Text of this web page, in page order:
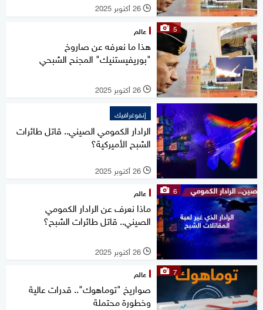
l 26 أكتوبر 2025
5 عالم
هذا ما نعرفه عن صاروخ
"بوريفيستنيك" المجنح الشبحي
l 26 أكتوبر 2025
إنفوغرافيك
الرادار الكمومي الصيني.. قاتل طائرات
الشبح الأميركية؟
l 26 أكتوبر 2025
6 عالم
ماذا نعرف عن الرادار الكمومي
الصيني.. قاتل طائرات الشبح؟
l 26 أكتوبر 2025
7 عالم
صواريخ "توماهوك".. قدرات عالية
وخطورة محتملة